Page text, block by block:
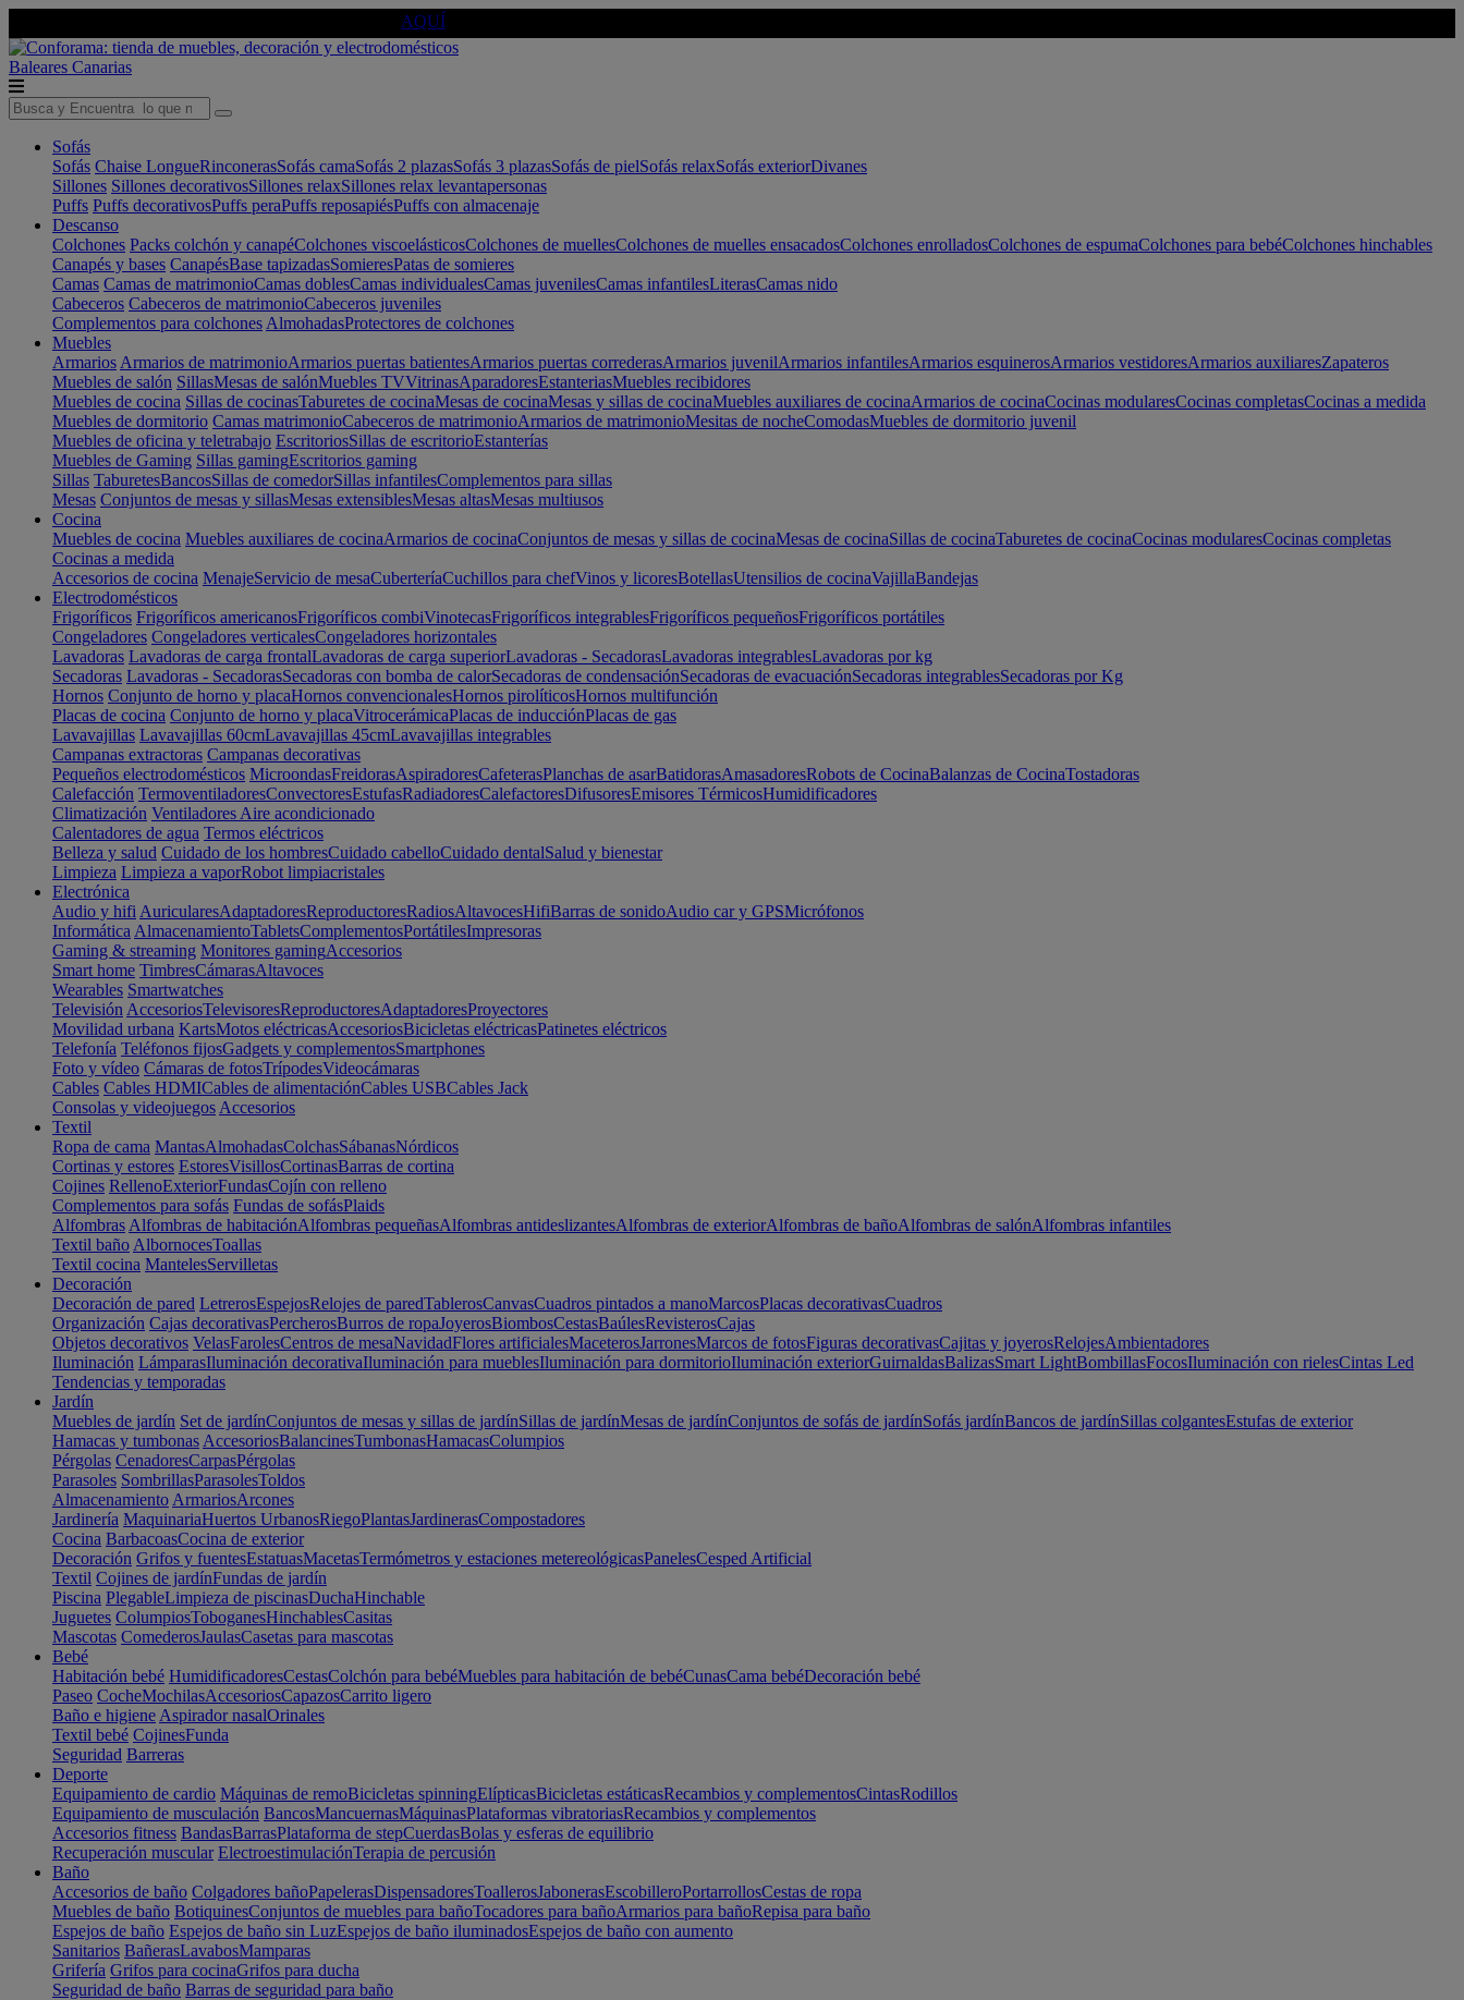
AQUÍ
Baleares Canarias
Sofás
Sofás Chaise LongueRinconerasSofás camaSofás 2 plazasSofás 3 plazasSofás de pielSofás relaxSofás exteriorDivanes
Sillones Sillones decorativosSillones relaxSillones relax levantapersonas
Puffs Puffs decorativosPuffs peraPuffs reposapiésPuffs con almacenaje
Descanso
Colchones Packs colchón y canapéColchones viscoelásticosColchones de muellesColchones de muelles ensacadosColchones enrolladosColchones de espumaColchones para bebéColchones hinchables
Canapés y bases CanapésBase tapizadasSomieresPatas de somieres
Camas Camas de matrimonioCamas doblesCamas individualesCamas juvenilesCamas infantilesLiterasCamas nido
Cabeceros Cabeceros de matrimonioCabeceros juveniles
Complementos para colchones AlmohadasProtectores de colchones
Muebles
Armarios Armarios de matrimonioArmarios puertas batientesArmarios puertas correderasArmarios juvenilArmarios infantilesArmarios esquinerosArmarios vestidoresArmarios auxiliaresZapateros
Muebles de salón SillasMesas de salónMuebles TVVitrinasAparadoresEstanteriasMuebles recibidores
Muebles de cocina Sillas de cocinasTaburetes de cocinaMesas de cocinaMesas y sillas de cocinaMuebles auxiliares de cocinaArmarios de cocinaCocinas modularesCocinas completasCocinas a medida
Muebles de dormitorio Camas matrimonioCabeceros de matrimonioArmarios de matrimonioMesitas de nocheComodasMuebles de dormitorio juvenil
Muebles de oficina y teletrabajo EscritoriosSillas de escritorioEstanterías
Muebles de Gaming Sillas gamingEscritorios gaming
Sillas TaburetesBancosSillas de comedorSillas infantilesComplementos para sillas
Mesas Conjuntos de mesas y sillasMesas extensiblesMesas altasMesas multiusos
Cocina
Muebles de cocina Muebles auxiliares de cocinaArmarios de cocinaConjuntos de mesas y sillas de cocinaMesas de cocinaSillas de cocinaTaburetes de cocinaCocinas modularesCocinas completas
Cocinas a medida
Accesorios de cocina MenajeServicio de mesaCuberteríaCuchillos para chefVinos y licoresBotellasUtensilios de cocinaVajillaBandejas
Electrodomésticos
Frigoríficos Frigoríficos americanosFrigoríficos combiVinotecasFrigoríficos integrablesFrigoríficos pequeñosFrigoríficos portátiles
Congeladores Congeladores verticalesCongeladores horizontales
Lavadoras Lavadoras de carga frontalLavadoras de carga superiorLavadoras - SecadorasLavadoras integrablesLavadoras por kg
Secadoras Lavadoras - SecadorasSecadoras con bomba de calorSecadoras de condensaciónSecadoras de evacuaciónSecadoras integrablesSecadoras por Kg
Hornos Conjunto de horno y placaHornos convencionalesHornos pirolíticosHornos multifunción
Placas de cocina Conjunto de horno y placaVitrocerámicaPlacas de inducciónPlacas de gas
Lavavajillas Lavavajillas 60cmLavavajillas 45cmLavavajillas integrables
Campanas extractoras Campanas decorativas
Pequeños electrodomésticos MicroondasFreidorasAspiradoresCafeterasPlanchas de asarBatidorasAmasadoresRobots de CocinaBalanzas de CocinaTostadoras
Calefacción TermoventiladoresConvectoresEstufasRadiadoresCalefactoresDifusoresEmisores TérmicosHumidificadores
Climatización Ventiladores Aire acondicionado
Calentadores de agua Termos eléctricos
Belleza y salud Cuidado de los hombresCuidado cabelloCuidado dentalSalud y bienestar
Limpieza Limpieza a vaporRobot limpiacristales
Electrónica
Audio y hifi AuricularesAdaptadoresReproductoresRadiosAltavocesHifiBarras de sonidoAudio car y GPSMicrófonos
Informática AlmacenamientoTabletsComplementosPortátilesImpresoras
Gaming & streaming Monitores gamingAccesorios
Smart home TimbresCámarasAltavoces
Wearables Smartwatches
Televisión AccesoriosTelevisoresReproductoresAdaptadoresProyectores
Movilidad urbana KartsMotos eléctricasAccesoriosBicicletas eléctricasPatinetes eléctricos
Telefonía Teléfonos fijosGadgets y complementosSmartphones
Foto y vídeo Cámaras de fotosTrípodesVideocámaras
Cables Cables HDMICables de alimentaciónCables USBCables Jack
Consolas y videojuegos Accesorios
Textil
Ropa de cama MantasAlmohadasColchasSábanasNórdicos
Cortinas y estores EstoresVisillosCortinasBarras de cortina
Cojines RellenoExteriorFundasCojín con relleno
Complementos para sofás Fundas de sofásPlaids
Alfombras Alfombras de habitaciónAlfombras pequeñasAlfombras antideslizantesAlfombras de exteriorAlfombras de bañoAlfombras de salónAlfombras infantiles
Textil baño AlbornocesToallas
Textil cocina MantelesServilletas
Decoración
Decoración de pared LetrerosEspejosRelojes de paredTablerosCanvasCuadros pintados a manoMarcosPlacas decorativasCuadros
Organización Cajas decorativasPercherosBurros de ropaJoyerosBiombosCestasBaúlesRevisterosCajas
Objetos decorativos VelasFarolesCentros de mesaNavidadFlores artificialesMaceterosJarronesMarcos de fotosFiguras decorativasCajitas y joyerosRelojesAmbientadores
Iluminación LámparasIluminación decorativaIluminación para mueblesIluminación para dormitorioIluminación exteriorGuirnaldasBalizasSmart LightBombillasFocosIluminación con rielesCintas Led
Tendencias y temporadas
Jardín
Muebles de jardín Set de jardínConjuntos de mesas y sillas de jardínSillas de jardínMesas de jardínConjuntos de sofás de jardínSofás jardínBancos de jardínSillas colgantesEstufas de exterior
Hamacas y tumbonas AccesoriosBalancinesTumbonasHamacasColumpios
Pérgolas CenadoresCarpasPérgolas
Parasoles SombrillasParasolesToldos
Almacenamiento ArmariosArcones
Jardinería MaquinariaHuertos UrbanosRiegoPlantasJardinerasCompostadores
Cocina BarbacoasCocina de exterior
Decoración Grifos y fuentesEstatuasMacetasTermómetros y estaciones metereológicasPanelesCesped Artificial
Textil Cojines de jardínFundas de jardín
Piscina PlegableLimpieza de piscinasDuchaHinchable
Juguetes ColumpiosToboganesHinchablesCasitas
Mascotas ComederosJaulasCasetas para mascotas
Bebé
Habitación bebé HumidificadoresCestasColchón para bebéMuebles para habitación de bebéCunasCama bebéDecoración bebé
Paseo CocheMochilasAccesoriosCapazosCarrito ligero
Baño e higiene Aspirador nasalOrinales
Textil bebé CojinesFunda
Seguridad Barreras
Deporte
Equipamiento de cardio Máquinas de remoBicicletas spinningElípticasBicicletas estáticasRecambios y complementosCintasRodillos
Equipamiento de musculación BancosMancuernasMáquinasPlataformas vibratoriasRecambios y complementos
Accesorios fitness BandasBarrasPlataforma de stepCuerdasBolas y esferas de equilibrio
Recuperación muscular ElectroestimulaciónTerapia de percusión
Baño
Accesorios de baño Colgadores bañoPapelerasDispensadoresToallerosJabonerasEscobilleroPortarrollosCestas de ropa
Muebles de baño BotiquinesConjuntos de muebles para bañoTocadores para bañoArmarios para bañoRepisa para baño
Espejos de baño Espejos de baño sin LuzEspejos de baño iluminadosEspejos de baño con aumento
Sanitarios BañerasLavabosMamparas
Grifería Grifos para cocinaGrifos para ducha
Seguridad de baño Barras de seguridad para baño